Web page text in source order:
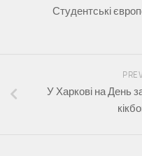
Студентські
У Харкові на День